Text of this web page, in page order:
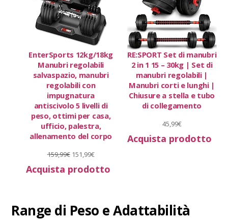
EnterSports 12kg/18kg
Manubri regolabili
salvaspazio, manubri
regolabili con
impugnatura
antiscivolo 5 livelli di
peso, ottimi per casa,
ufficio, palestra,
allenamento del corpo
159,99€ Il
prezzo
159,99€.
151,99€Il
prezzo
151,99€.
Acquista prodotto
RE:SPORT Set di manubri
2 in 1 15 – 30kg | Set di
manubri regolabili |
Manubri corti e lunghi |
Chiusure a stella e tubo
di collegamento
45,99€
Acquista prodotto
Range di Peso e Adattabilità